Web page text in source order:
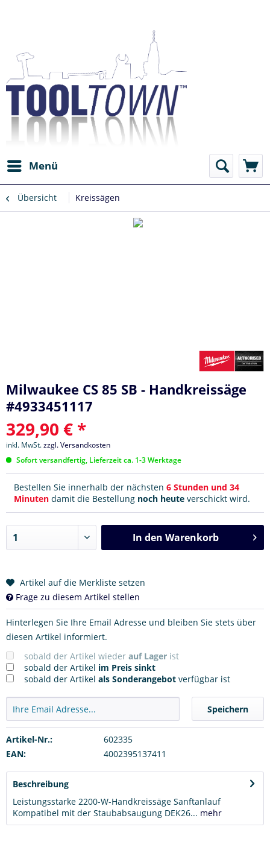
Menü
Übersicht Kreissägen
Milwaukee CS 85 SB - Handkreissäge
#4933451117
329,90 € *
inkl. MwSt.zzgl. Versandkosten
Sofort versandfertig, Lieferzeit ca. 1-3 Werktage
Bestellen Sie innerhalb der nächsten 6 Stunden und 34
Minuten damit die Bestellung noch heute verschickt wird.
In den Warenkorb
Artikel auf die Merkliste setzen
Frage zu diesem Artikel stellen
Hinterlegen Sie Ihre Email Adresse und bleiben Sie stets über
diesen Artikel informiert.
sobald der Artikel wieder auf Lager ist
sobald der Artikel im Preis sinkt
sobald der Artikel als Sonderangebot verfügbar ist
Speichern
Artikel-Nr.:
602335
EAN:
4002395137411
Beschreibung
Leistungsstarke 2200-W-Handkreissäge Sanftanlauf
Kompatibel mit der Staubabsaugung DEK26... mehr